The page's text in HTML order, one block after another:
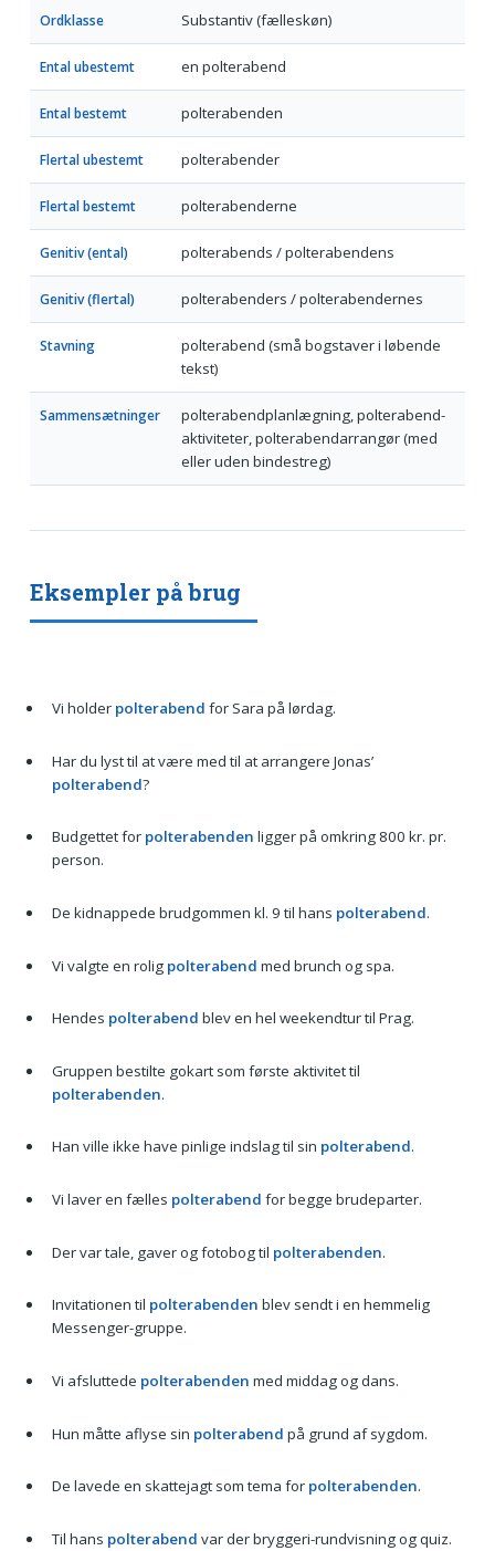
Ordklasse Substantiv (fælleskøn)
Ental ubestemt en polterabend
Ental bestemt polterabenden
Flertal ubestemt polterabender
Flertal bestemt polterabenderne
Genitiv (ental) polterabends / polterabendens
Genitiv (flertal) polterabenders / polterabendernes
Stavning
polterabend (små bogstaver i løbende
tekst)
Sammensætninger
polterabendplanlægning, polterabend-
aktiviteter, polterabendarrangør (med
eller uden bindestreg)
Eksempler på brug
Vi holder polterabend for Sara på lørdag.
Har du lyst til at være med til at arrangere Jonas’
polterabend?
Budgettet for polterabenden ligger på omkring 800 kr. pr.
person.
De kidnappede brudgommen kl. 9 til hans polterabend.
Vi valgte en rolig polterabend med brunch og spa.
Hendes polterabend blev en hel weekendtur til Prag.
Gruppen bestilte gokart som første aktivitet til
polterabenden.
Han ville ikke have pinlige indslag til sin polterabend.
Vi laver en fælles polterabend for begge brudeparter.
Der var tale, gaver og fotobog til polterabenden.
Invitationen til polterabenden blev sendt i en hemmelig
Messenger-gruppe.
Vi afsluttede polterabenden med middag og dans.
Hun måtte aflyse sin polterabend på grund af sygdom.
De lavede en skattejagt som tema for polterabenden.
Til hans polterabend var der bryggeri-rundvisning og quiz.